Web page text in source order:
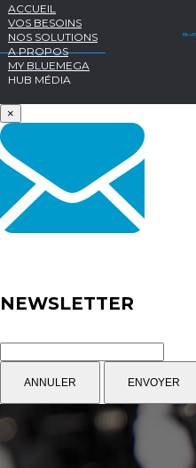
ACCUEIL
VOS BESOINS
NOS SOLUTIONS
A PROPOS
MY BLUEMEGA
HUB MÉDIA
×
NEWSLETTER